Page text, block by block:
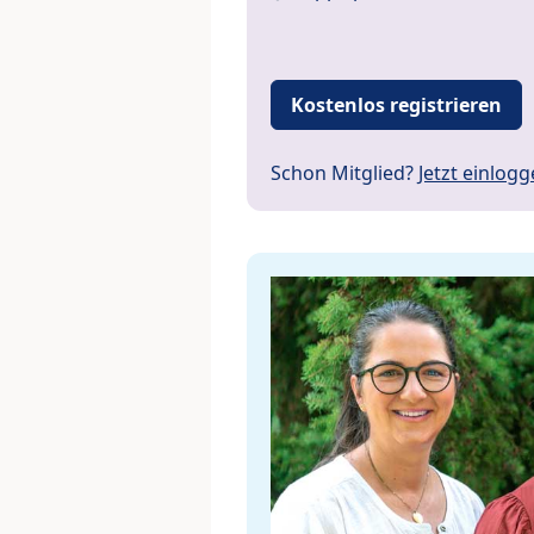
Kostenlos registrieren
Schon Mitglied? Jetzt